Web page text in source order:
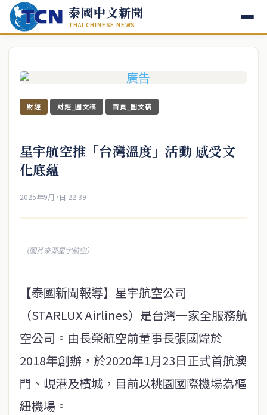
泰國中文新聞
THAI CHINESE NEWS
財經 財經_圖文稿 首頁_圖文稿
星宇航空推「台灣溫度」活動 感受文
化底蘊
2025年9月7日 22:39
（圖片來源星宇航空）
【泰國新聞報導】星宇航空公司
（STARLUX Airlines）是台灣一家全服務航
空公司。由長榮航空前董事長張國煒於
2018年創辦，於2020年1月23日正式首航澳
門、峴港及檳城，目前以桃園國際機場為樞
紐機場。